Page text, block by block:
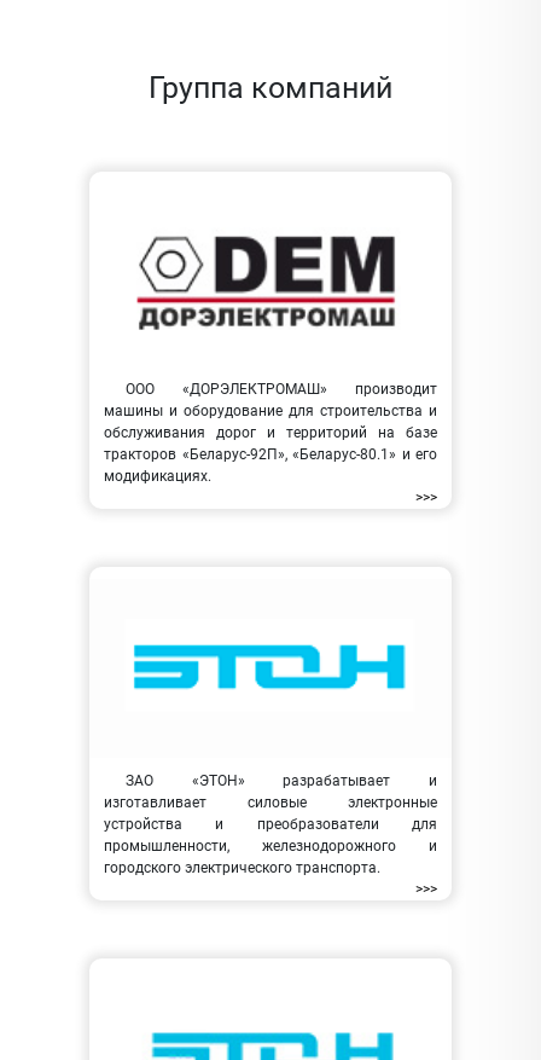
Группа компаний
ООО «ДОРЭЛЕКТРОМАШ» производит
машины и оборудование для строительства и
обслуживания дорог и территорий на базе
тракторов «Беларус-92П», «Беларус-80.1» и его
модификациях.
>>>
ЗАО «ЭТОН» разрабатывает и
изготавливает силовые электронные
устройства и преобразователи для
промышленности, железнодорожного и
городского электрического транспорта.
>>>